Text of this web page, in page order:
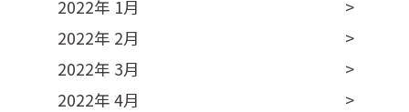
2022年 1月
2022年 2月
2022年 3月
2022年 4月